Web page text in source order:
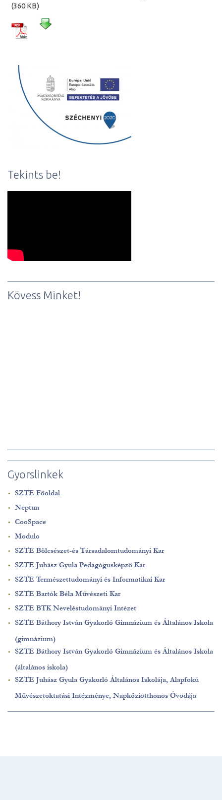
(360 KB)
Tekints be!
Kövess Minket!
Gyorslinkek
SZTE Főoldal
Neptun
CooSpace
Modulo
SZTE Bölcsészet-és Társadalomtudományi Kar
SZTE Juhász Gyula Pedagógusképző Kar
SZTE Természettudományi és Informatikai Kar
SZTE Bartók Béla Művészeti Kar
SZTE BTK Neveléstudományi Intézet
SZTE Báthory István Gyakorló Gimnázium és Általános Iskola
(gimnázium)
SZTE Báthory István Gyakorló Gimnázium és Általános Iskola
(általános iskola)
SZTE Juhász Gyula Gyakorló Általános Iskolája, Alapfokú
Művészetoktatási Intézménye, Napköziotthonos Óvodája